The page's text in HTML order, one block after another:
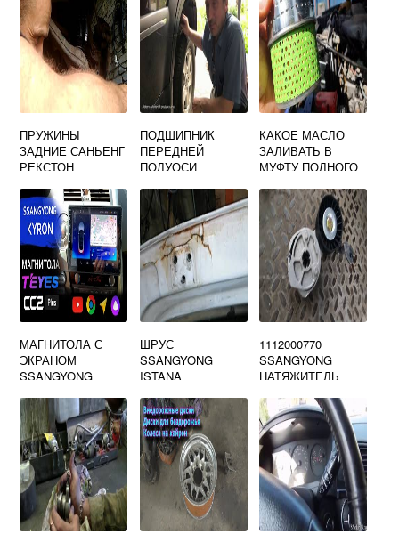
ПРУЖИНЫ
ЗАДНИЕ САНЬЕНГ
РЕКСТОН
ПОДШИПНИК
ПЕРЕДНЕЙ
ПОЛУОСИ
REXTON
КАКОЕ МАСЛО
ЗАЛИВАТЬ В
МУФТУ ПОЛНОГО
ЕНГ NEW АКТИОН
МАГНИТОЛА С
ЭКРАНОМ
SSANGYONG
ШРУС
SSANGYONG
ISTANA
1112000770
SSANGYONG
НАТЯЖИТЕЛЬ
РЕМНЯ